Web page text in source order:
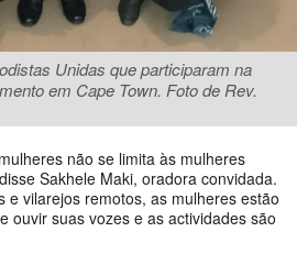
Unidas que participaram na
em Cape Town. Foto de Rev.
não se limita às mulheres
Sakhele Maki, oradora convidada.
e vilarejos remotos, as mulheres estão
ouvir suas vozes e as actividades são